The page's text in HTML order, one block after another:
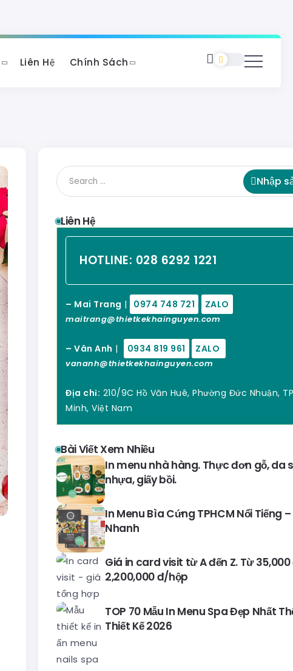
Liên Hệ Chính Sách
Nhập
Liên Hệ
HOTLINE: 028 6292 1221
– Mai Trang | 0974 748 721 ZALO
maitrang@thietkekhainguyen.com
– Vân Anh | 0934 819 961 ZALO
vananh@thietkekhainguyen.com
Địa chỉ: 210/9C Hồ Văn Huê, Phường Đức Nhuận,
Minh, Việt Nam
Bài Viết Xem Nhiều
In menu nhà hàng. Thực đơn gỗ, da
nhựa, giấy bồi.
In Menu Bìa Cứng TPHCM Nổi Tiếng
Nhanh
Giá in card visit từ A đến Z. Từ
2,200,000 đ/hộp
TOP 70 Mẫu In Menu Spa Đẹp Nhất
Thiết Kế 2026